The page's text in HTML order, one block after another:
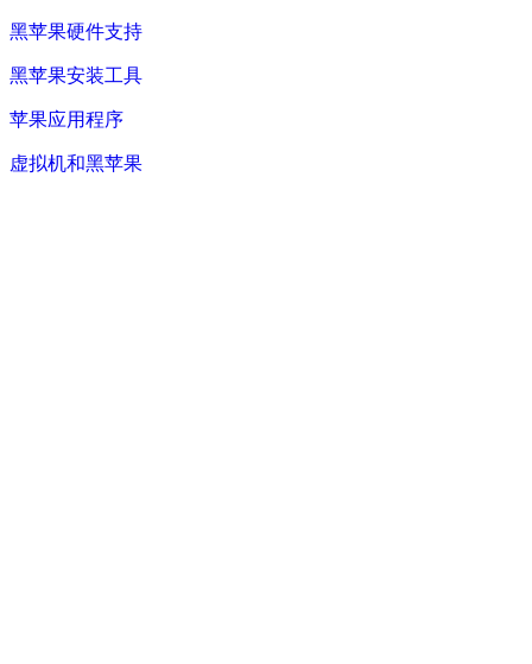
黑苹果硬件支持
黑苹果安装工具
苹果应用程序
虚拟机和黑苹果